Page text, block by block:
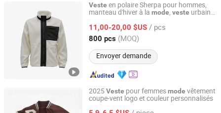
Veste en polaire Sherpa pour hommes,
manteau d'hiver à la mode, veste urbaine
11,00-20,00 $US / pcs
800 pcs (MOQ)
Envoyer demande
Hubei Yuyuan Garments Co., Ltd.
Hubei, China Depuis 2025
2025Veste pour femmesmode vêtement
coupe-vent logo et couleur personnalisés
Fuzhou Suoha Industry and Trade Co., Ltd.